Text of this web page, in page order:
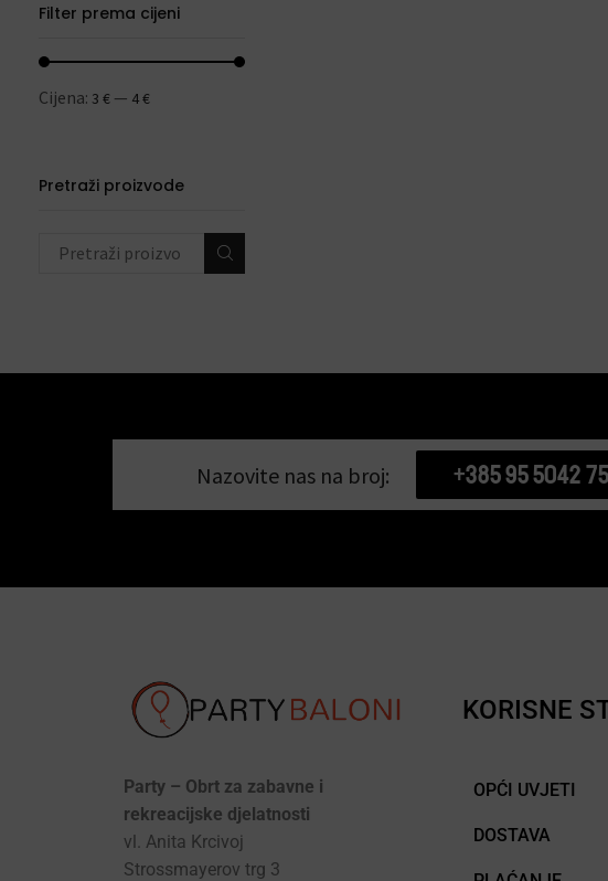
Filter prema cijeni
Cijena: 3 € — 4 €
Pretraži proizvode
Nazovite nas na broj: +385 95 5042
Party – Obrt za zabavne i
rekreacijske djelatnosti
vl. Anita Krcivoj
Strossmayerov trg 3
KORISNE
OPĆI UVJETI
DOSTAVA